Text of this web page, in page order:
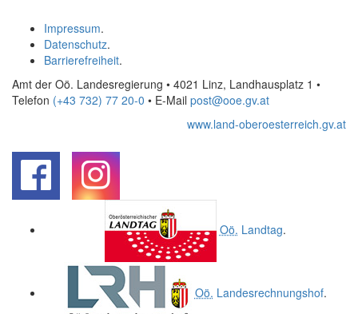
Impressum.
Datenschutz.
Barrierefreiheit.
Amt der Oö. Landesregierung • 4021 Linz, Landhausplatz 1 •
Telefon (+43 732) 77 20-0 • E-Mail post@ooe.gv.at
www.land-oberoesterreich.gv.at
Oö. Landtag.
Oö. Landesrechnungshof.